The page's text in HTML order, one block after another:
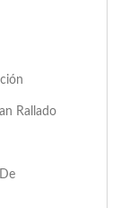
Rallado